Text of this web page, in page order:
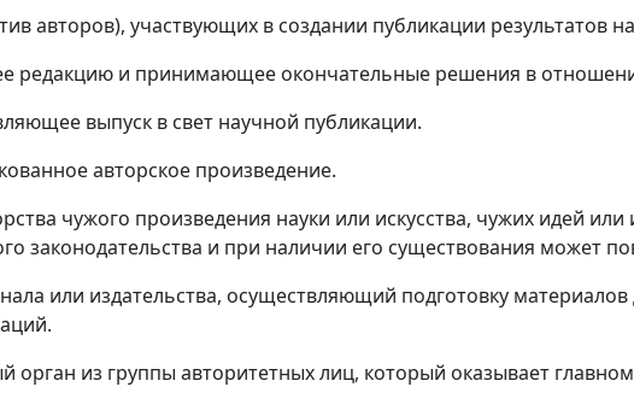
авторов), участвующих в создании публикации результатов
редакцию и принимающее окончательные решения в
выпуск в свет научной публикации.
авторское произведение.
чужого произведения науки или искусства, чужих идей
законодательства и при наличии его существования может
или издательства, осуществляющий подготовку
орган из группы авторитетных лиц, который оказывает